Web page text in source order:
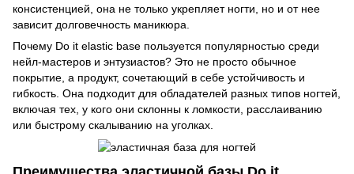
консистенцией, она не только укрепляет ногти, но и от нее
зависит долговечность маникюра.
Почему Do it elastic base пользуется популярностью среди
нейл-мастеров и энтузиастов? Это не просто обычное
покрытие, а продукт, сочетающий в себе устойчивость и
гибкость. Она подходит для обладателей разных типов ногтей,
включая тех, у кого они склонны к ломкости, расслаиванию
или быстрому скалыванию на уголках.